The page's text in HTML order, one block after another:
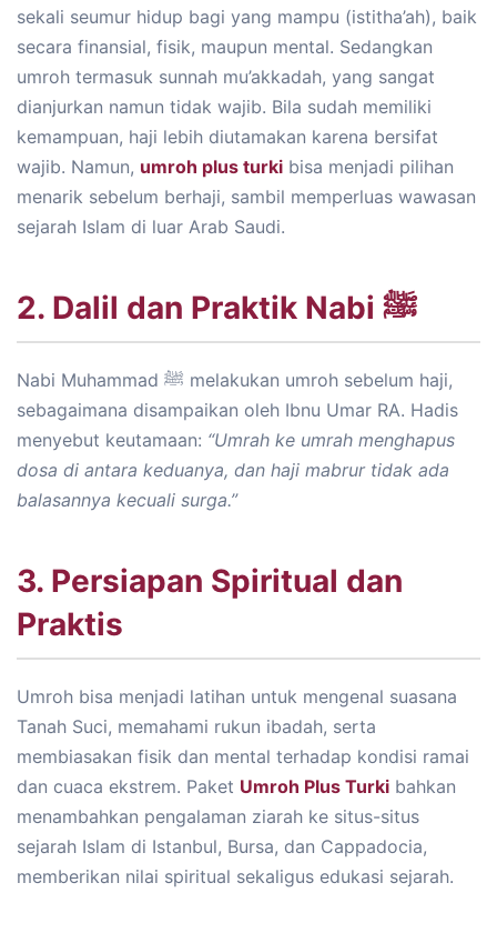
sekali seumur hidup bagi yang mampu (istitha’ah), baik
secara finansial, fisik, maupun mental. Sedangkan
umroh termasuk sunnah mu’akkadah, yang sangat
dianjurkan namun tidak wajib. Bila sudah memiliki
kemampuan, haji lebih diutamakan karena bersifat
wajib. Namun, umroh plus turki bisa menjadi pilihan
menarik sebelum berhaji, sambil memperluas wawasan
sejarah Islam di luar Arab Saudi.
2. Dalil dan Praktik Nabi ﷺ
Nabi Muhammad ﷺ melakukan umroh sebelum haji,
sebagaimana disampaikan oleh Ibnu Umar RA. Hadis
menyebut keutamaan: “Umrah ke umrah menghapus
dosa di antara keduanya, dan haji mabrur tidak ada
balasannya kecuali surga.”
3. Persiapan Spiritual dan
Praktis
Umroh bisa menjadi latihan untuk mengenal suasana
Tanah Suci, memahami rukun ibadah, serta
membiasakan fisik dan mental terhadap kondisi ramai
dan cuaca ekstrem. Paket Umroh Plus Turki bahkan
menambahkan pengalaman ziarah ke situs-situs
sejarah Islam di Istanbul, Bursa, dan Cappadocia,
memberikan nilai spiritual sekaligus edukasi sejarah.